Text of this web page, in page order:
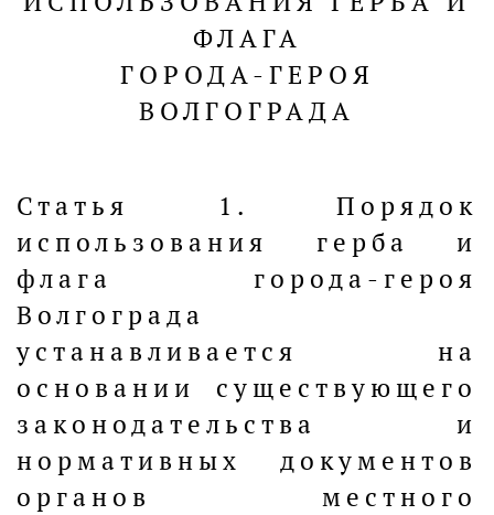
ФЛАГА
ГОРОДА-ГЕРОЯ
ВОЛГОГРАДА
Статья 1. Порядок
использования герба и
флага города-героя
Волгограда
устанавливается на
основании существующего
законодательства и
нормативных документов
органов местного